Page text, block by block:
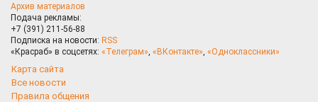
Архив материалов
Подача рекламы:
+7 (391) 211-56-88
Подписка на новости: RSS
«Красраб» в соцсетях: «Телеграм», «ВКонтакте», «Одноклассники»
Карта сайта
Все новости
Правила общения